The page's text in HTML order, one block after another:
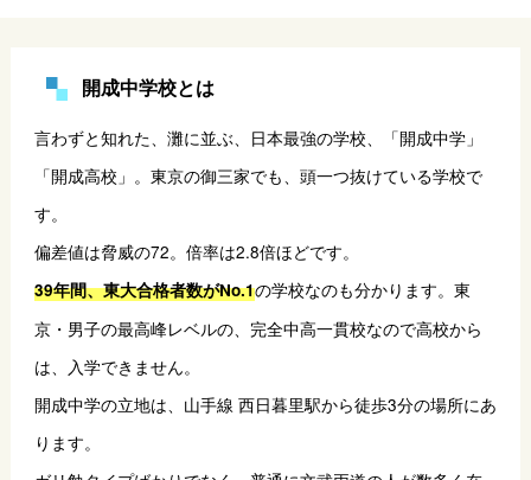
開成中学校とは
言わずと知れた、灘に並ぶ、日本最強の学校、「開成中学」
「開成高校」。東京の御三家でも、頭一つ抜けている学校で
す。
偏差値は脅威の72。倍率は2.8倍ほどです。
39年間、東大合格者数がNo.1の学校なのも分かります。東
京・男子の最高峰レベルの、完全中高一貫校なので高校から
は、入学できません。
開成中学の立地は、山手線 西日暮里駅から徒歩3分の場所にあ
ります。